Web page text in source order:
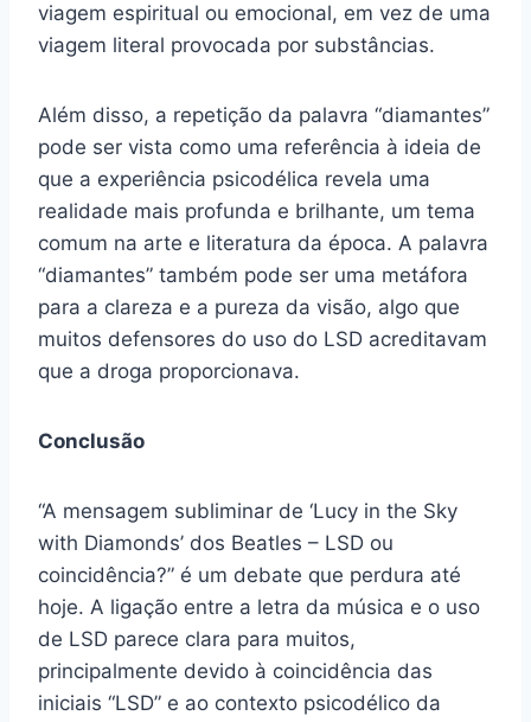
viagem espiritual ou emocional, em vez de uma
viagem literal provocada por substâncias.
Além disso, a repetição da palavra “diamantes”
pode ser vista como uma referência à ideia de
que a experiência psicodélica revela uma
realidade mais profunda e brilhante, um tema
comum na arte e literatura da época. A palavra
“diamantes” também pode ser uma metáfora
para a clareza e a pureza da visão, algo que
muitos defensores do uso do LSD acreditavam
que a droga proporcionava.
Conclusão
“A mensagem subliminar de ‘Lucy in the Sky
with Diamonds’ dos Beatles – LSD ou
coincidência?” é um debate que perdura até
hoje. A ligação entre a letra da música e o uso
de LSD parece clara para muitos,
principalmente devido à coincidência das
iniciais “LSD” e ao contexto psicodélico da